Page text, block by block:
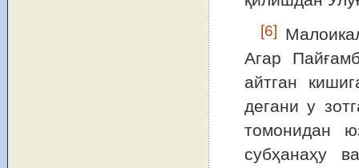
[6]
Агар
айтган
дегани у
томонидан
субҳанаҳу